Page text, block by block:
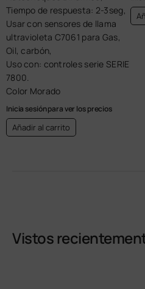
Tiempo de respuesta: 2-3seg,
Usar con sensores de llama
ultravioleta C7061 para Gas,
Oil, carbón,
Uso con: controles serie SERIE
7800.
Color Morado
Inicia sesión para ver los precios
Añadir al carrito
Vistos